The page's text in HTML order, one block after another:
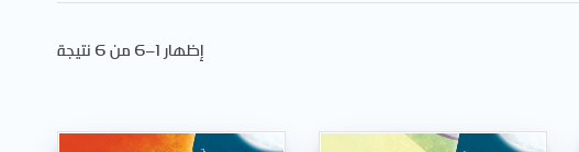
إظهار 1–6 من 6 نتيجة